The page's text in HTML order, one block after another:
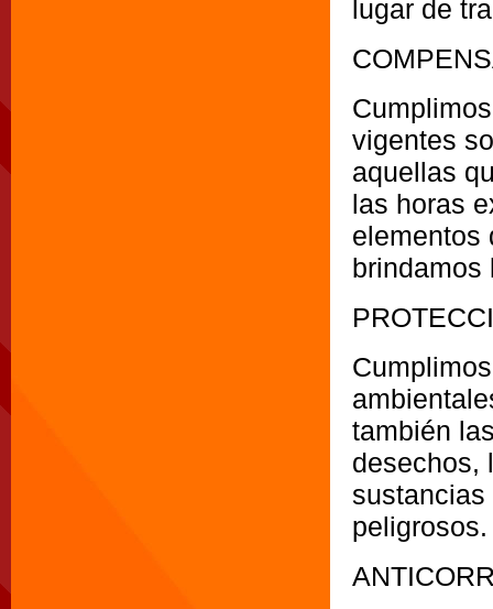
lugar de
vigentes
aquellas
las horas
elementos
brindamos
también
desechos,
peligrosos.